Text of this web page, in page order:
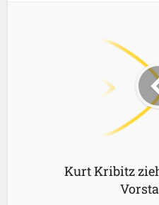
Kurt Kribitz